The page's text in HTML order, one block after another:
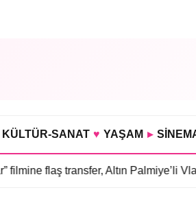
KÜLTÜR-SANAT ♥ YAŞAM ▸
flaş transfer, Altın Palmiye’li Vlad